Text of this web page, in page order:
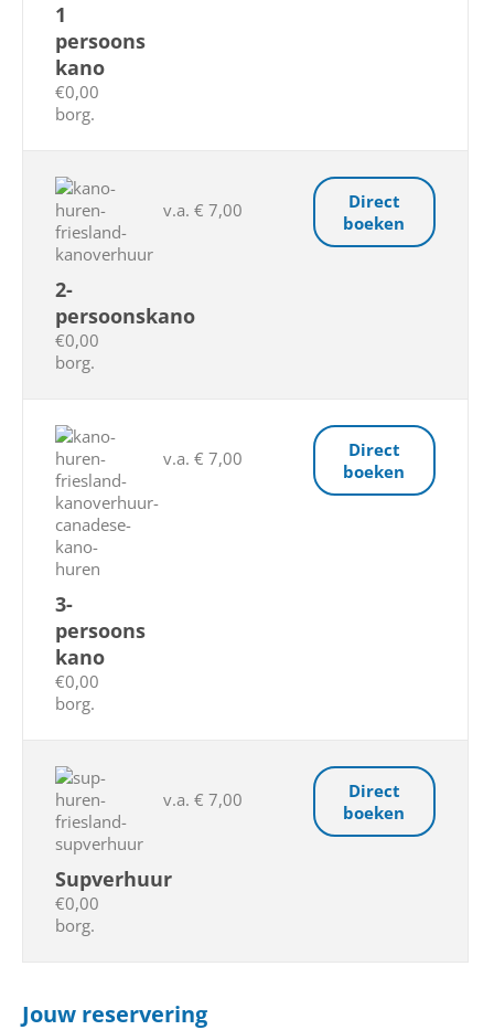
1
persoons
kano
€0,00
borg.
2-
persoonskano
€0,00
borg.
v.a. € 7,00
Direct
boeken
3-
persoons
kano
€0,00
borg.
v.a. € 7,00
Direct
boeken
Supverhuur
€0,00
borg.
v.a. € 7,00
Direct
boeken
Jouw reservering